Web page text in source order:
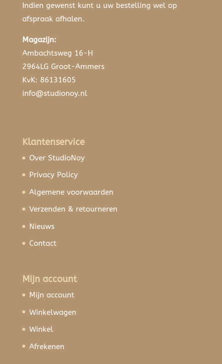
Indien gewenst kunt u uw bestelling wel op
afspraak afhalen.
Magazijn:
Ambachtsweg 16-H
2964LG Groot-Ammers
KvK: 86131605
info@studionoy.nl
Klantenservice
Over StudioNoy
Privacy Policy
Algemene voorwaarden
Verzenden & retourneren
Nieuws
Contact
Mijn account
Mijn account
Winkelwagen
Winkel
Afrekenen